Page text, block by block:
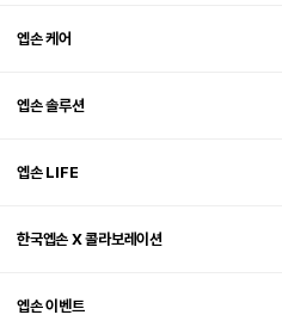
엡손 케어
엡손 솔루션
엡손 LIFE
한국엡손 X 콜라보레이션
엡손 이벤트